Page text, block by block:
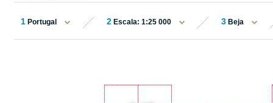
1 Portugal 2 Escala: 1:25 000 3 Beja